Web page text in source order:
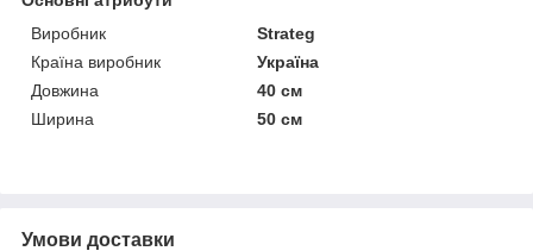
Виробник
Strateg
Країна виробник
Україна
Довжина
40 см
Ширина
50 см
Умови доставки